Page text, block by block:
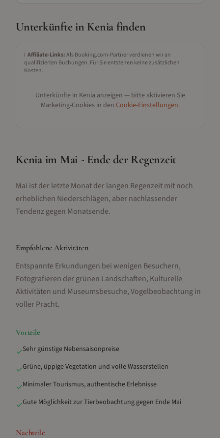
Unterkünfte in Kenia finden
ℹ️ Affiliate-Links:Als Booking.com-Partner verdienen wir an
qualifizierten Buchungen. Für Sie entstehen keine zusätzlichen
Kosten.
Unterkünfte in Kenia anzeigen — bitte aktivieren Sie
Marketing-Cookies in den Cookie-Einstellungen.
Kenia im Mai - Ende der Regenzeit
Mai ist der letzte Monat der langen Regenzeit mit noch
erheblichen Niederschlägen, aber nachlassender
Tendenz gegen Monatsende.
Empfohlene Aktivitäten
Entspannte Erkundungen bei wenigen Besuchern,
Fotografieren der grünen Landschaften, Kulturelle
Aktivitäten und Museumsbesuche, Vogelbeobachtung in
voller Pracht.
Vorteile
✓Sehr günstige Nebensaisonpreise
✓Grüne, üppige Vegetation und volle Wasserstellen
✓Minimaler Tourismus, authentische Erlebnisse
✓Gute Möglichkeit zur Tierbeobachtung gegen Ende Mai
Nachteile